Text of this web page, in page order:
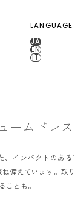
LANGUAGE
JA
EN
IT
CONCEPT
WEDDING DRESS
COLOR DRESS
ームドレス
、インパクトのある1
備えています。取り
ことも。